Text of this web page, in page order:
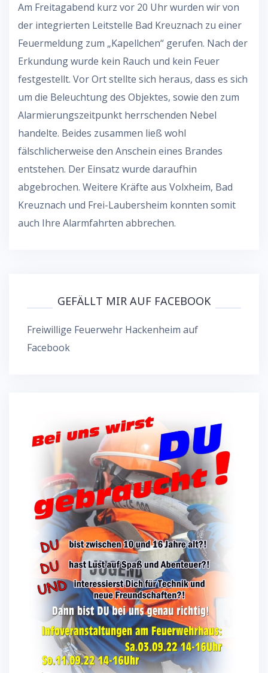
Am Freitagabend kurz vor 20 Uhr wurden wir von
der integrierten Leitstelle Bad Kreuznach zu einer
Feuermeldung zum „Kapellchen“ gerufen. Nach der
Erkundung wurde kein Rauch und kein Feuer
festgestellt. Vor Ort stellte sich heraus, dass es sich
um die Beleuchtung des Objektes, sowie den zum
Alarmierungszeitpunkt herrschenden Nebel
handelte. Beides zusammen ließ wohl
fälschlicherweise den Anschein eines Brandes
entstehen. Der Einsatz wurde daraufhin
abgebrochen. Weitere Kräfte aus Volxheim, Bad
Kreuznach und Frei-Laubersheim konnten somit
auch Ihre Alarmfahrten abbrechen.
GEFÄLLT MIR AUF FACEBOOK
Freiwillige Feuerwehr Hackenheim auf
Facebook